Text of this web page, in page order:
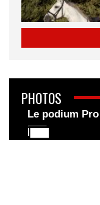
PHOTOS
Le podium